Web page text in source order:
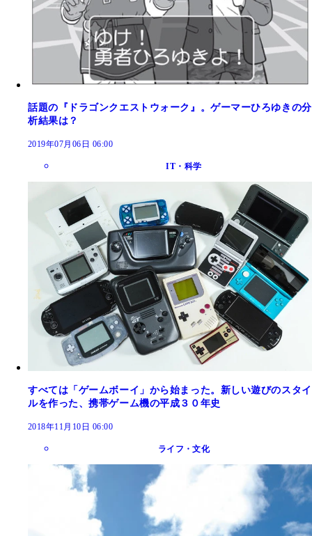
話題の『ドラゴンクエストウォーク』。ゲーマーひろゆきの分
析結果は？
2019年07月06日 06:00
IT・科学
すべては「ゲームボーイ」から始まった。新しい遊びのスタイ
ルを作った、携帯ゲーム機の平成３０年史
2018年11月10日 06:00
ライフ・文化